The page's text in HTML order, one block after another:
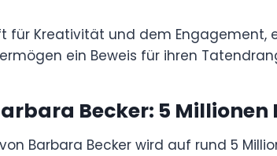
für Kreativität und dem Engagement,
ein Beweis für ihren
Becker: 5 Millionen
Barbara Becker wird auf rund 5